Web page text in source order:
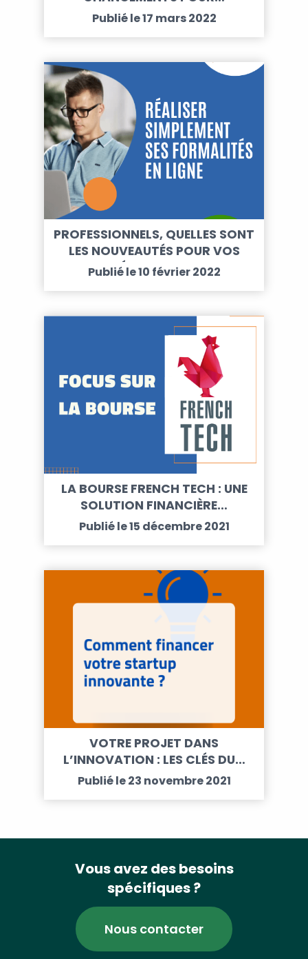
Publié le 17 mars 2022
PROFESSIONNELS, QUELLES SONT
LES NOUVEAUTÉS POUR VOS
DÉMARCHES…
Publié le 10 février 2022
LA BOURSE FRENCH TECH : UNE
SOLUTION FINANCIÈRE…
Publié le 15 décembre 2021
VOTRE PROJET DANS
L’INNOVATION : LES CLÉS DU…
Publié le 23 novembre 2021
Vous avez des besoins
spécifiques ?
Nous contacter